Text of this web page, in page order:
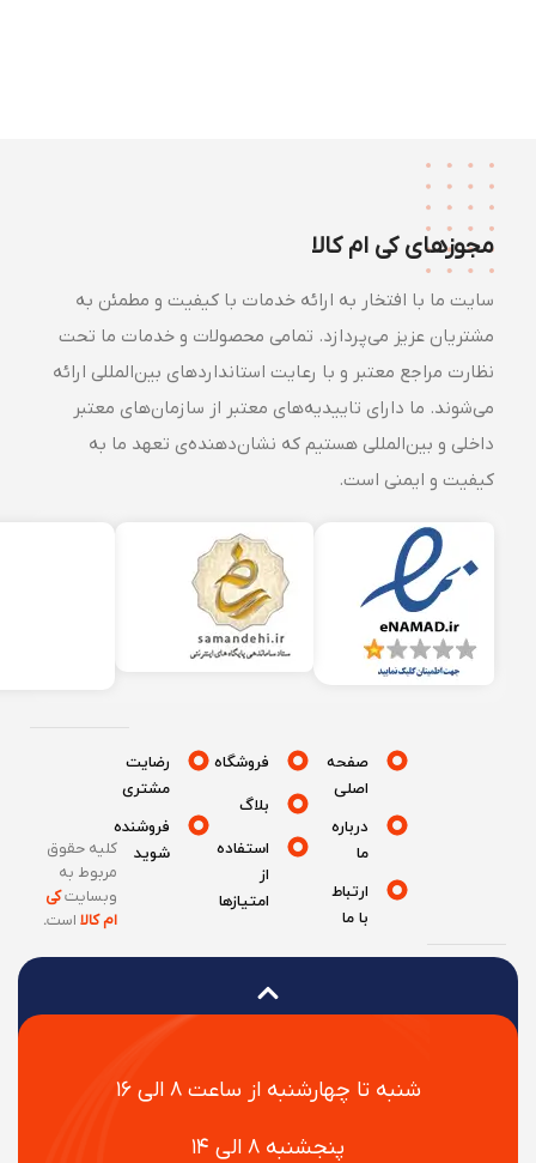
مجوزهای کی ام کالا
سایت ما با افتخار به ارائه خدمات با کیفیت و مطمئن به
مشتریان عزیز می‌پردازد. تمامی محصولات و خدمات ما تحت
نظارت مراجع معتبر و با رعایت استانداردهای بین‌المللی ارائه
می‌شوند. ما دارای تاییدیه‌های معتبر از سازمان‌های معتبر
داخلی و بین‌المللی هستیم که نشان‌دهنده‌ی تعهد ما به
کیفیت و ایمنی است.
شنبه تا چهارشنبه از ساعت ۸ الی ۱۶
پنجشنبه ۸ الی ۱۴
صفحه
درباره
ارتباط
فروشگاه
بلاگ
استفاده
امتیازها
رضایت
مشتری
فروشنده
شوید
کلیه حقوق
مربوط به
وبسایتکی
ام کالااست.